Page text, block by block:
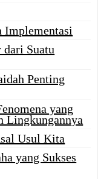
Implementasi
Suatu
Penting
yang
Lingkungannya
Usul Kita
yang Sukses